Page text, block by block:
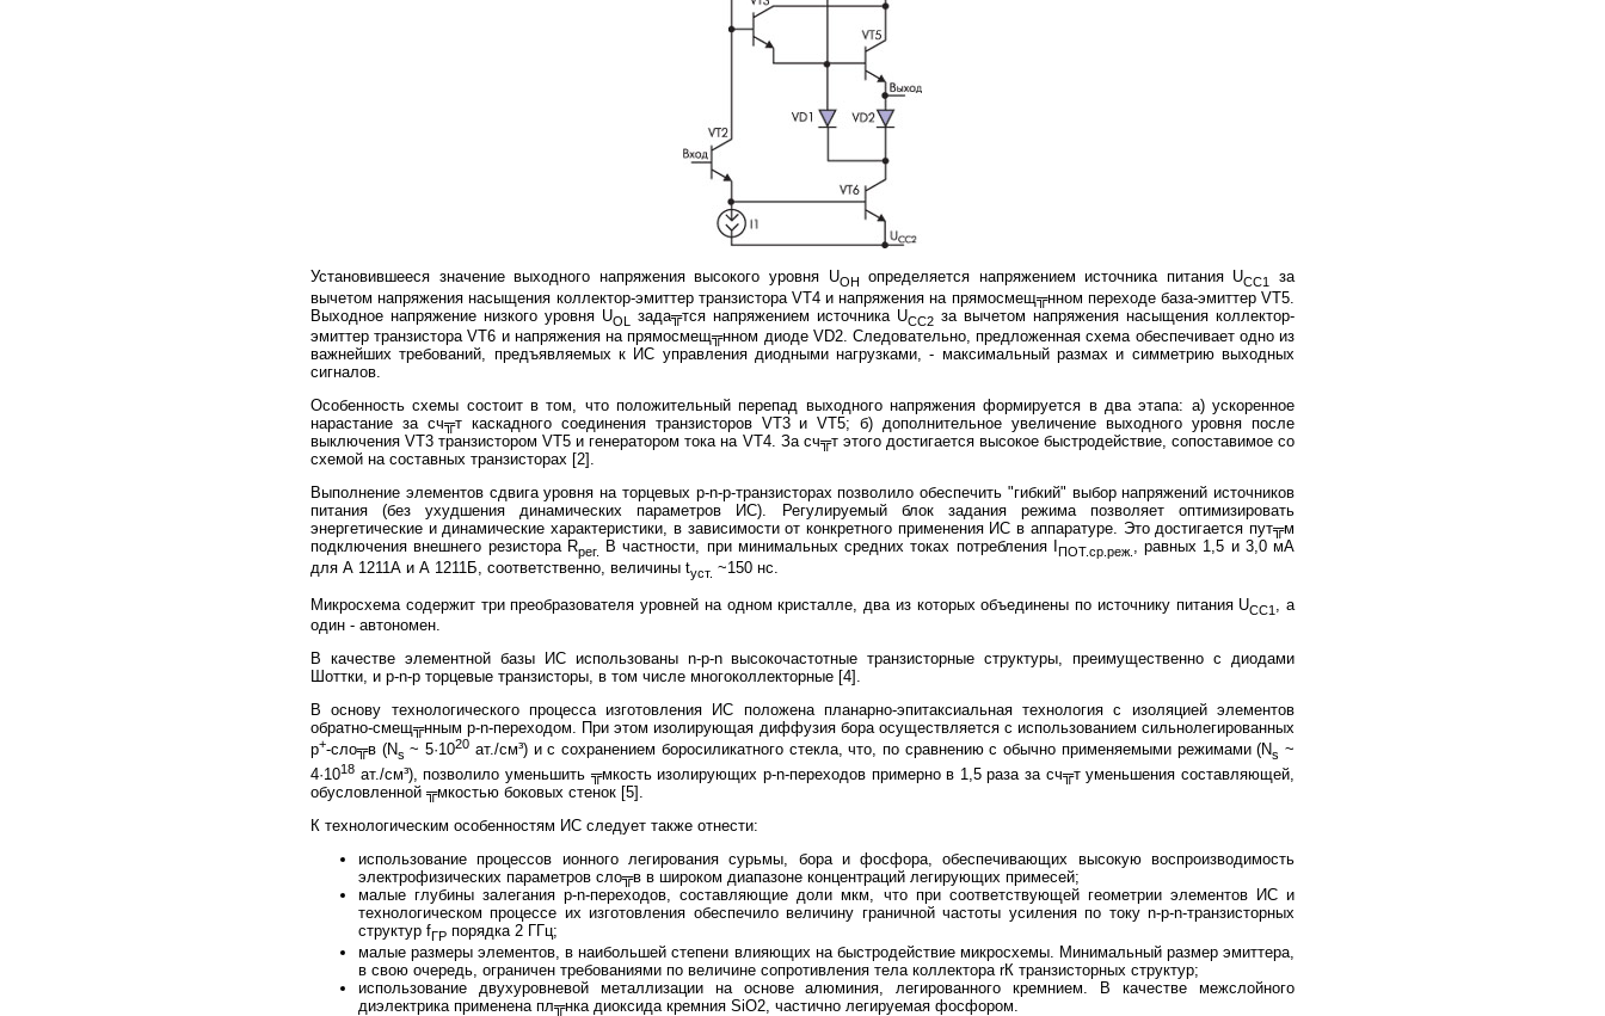
Установившееся значение выходного напряжения высокого уровня UOH определяется напряжением источника питания UCC1
за
вычетом напряжения насыщения коллектор-эмиттер транзистора VT4 и напряжения на прямосмещ╦нном переходе база-эмиттер VT5.
Выходное напряжение низкого уровня UOL зада╦тся напряжением источника UCC2 за вычетом напряжения насыщения коллектор-
эмиттер транзистора VT6 и напряжения на прямосмещ╦нном диоде VD2. Следовательно, предложенная схема обеспечивает одно из
важнейших требований, предъявляемых к ИС управления диодными нагрузками, - максимальный размах и симметрию выходных
сигналов.
Особенность схемы состоит в том, что положительный перепад выходного напряжения формируется в два этапа: а) ускоренное
нарастание за сч╦т каскадного соединения транзисторов VT3 и VT5; б) дополнительное увеличение выходного уровня после
выключения VT3 транзистором VT5 и генератором тока на VT4. За сч╦т этого достигается высокое быстродействие, сопоставимое со
схемой на составных транзисторах [2].
Выполнение элементов сдвига уровня на торцевых p-n-p-транзисторах позволило обеспечить "гибкий" выбор напряжений источников
питания (без ухудшения динамических параметров ИС). Регулируемый блок задания режима позволяет оптимизировать
энергетические и динамические характеристики, в зависимости от конкретного применения ИС в аппаратуре. Это достигается пут╦м
подключения внешнего резистора Rрег. В частности, при минимальных средних токах потребления I ПОТ.ср.реж. , равных 1,5 и 3,0 мА
для А 1211А и А 1211Б, соответственно, величины tуст. ~150 нс.
Микросхема содержит три преобразователя уровней на одном кристалле, два из которых объединены по источнику питания UCC1
, а
один - автономен.
В качестве элементной базы ИС использованы n-p-n высокочастотные транзисторные структуры, преимущественно с диодами
Шоттки, и p-n-p торцевые транзисторы, в том числе многоколлекторные [4].
В основу технологического процесса изготовления ИС положена планарно-эпитаксиальная технология с изоляцией элементов
обратно-смещ╦нным p-n-переходом. При этом изолирующая диффузия бора осуществляется с использованием сильнолегированных
p+-сло╦в (Ns ~ 5·1020 ат./см³) и с сохранением боросиликатного стекла, что, по сравнению с обычно применяемыми режимами (Ns ~
4·1018 ат./см³), позволило уменьшить ╦мкость изолирующих p-n-переходов примерно в 1,5 раза за сч╦т уменьшения составляющей,
обусловленной ╦мкостью боковых стенок [5].
К технологическим особенностям ИС следует также отнести:
использование процессов ионного легирования сурьмы, бора и фосфора, обеспечивающих высокую воспроизводимость
электрофизических параметров сло╦в в широком диапазоне концентраций легирующих примесей;
малые глубины залегания р-n-переходов, составляющие доли мкм, что при соответствующей геометрии элементов ИС и
технологическом процессе их изготовления обеспечило величину граничной частоты усиления по току n-р-n-транзисторных
структур fГР порядка 2 ГГц;
малые размеры элементов, в наибольшей степени влияющих на быстродействие микросхемы. Минимальный размер эмиттера,
в свою очередь, ограничен требованиями по величине сопротивления тела коллектора rК транзисторных структур;
использование двухуровневой металлизации на основе алюминия, легированного кремнием. В качестве межслойного
диэлектрика применена пл╦нка диоксида кремния SiO2, частично легируемая фосфором.